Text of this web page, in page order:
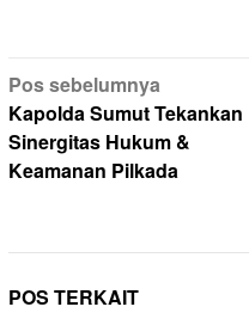
Navigasi
pos
Pos sebelumnya
Kapolda Sumut Tekankan
Sinergitas Hukum &
Keamanan Pilkada
POS TERKAIT